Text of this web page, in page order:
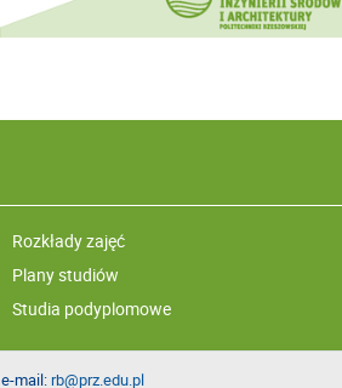
Rozkłady zajęć
Plany studiów
Studia podyplomowe
e-mail:rb@prz.edu.pl